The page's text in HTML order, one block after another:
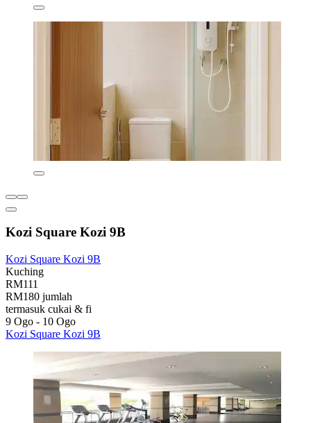
Kozi Square Kozi 9B
Kozi Square Kozi 9B
Kuching
RM111
RM180 jumlah
termasuk cukai & fi
9 Ogo - 10 Ogo
Kozi Square Kozi 9B